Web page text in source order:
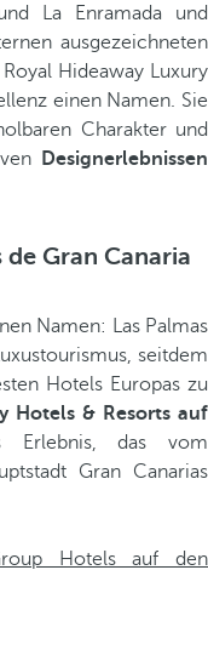
La Enramada und
ausgezeichneten
Hideaway Luxury
einen Namen. Sie
Charakter und
Designerlebnissen
de Gran Canaria
Namen: Las Palmas
seitdem
Hotels Europas zu
Hotels & Resorts auf
Erlebnis, das vom
Gran Canarias
Hotels auf den